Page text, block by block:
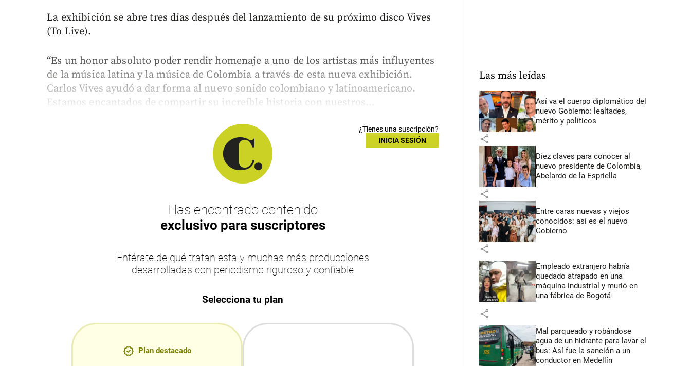
La exhibición se abre tres días después del lanzamiento de su próximo disco Vives
(To Live).
“Es un honor absoluto poder rendir homenaje a uno de los artistas más influyentes
de la música latina y la música de Colombia a través de esta nueva exhibición.
Carlos Vives ayudó a dar forma al nuevo sonido colombiano y latinoamericano.
Estamos encantados de compartir su increíble historia con nuestros...
¿Tienes una suscripción?
INICIA SESIÓN
Has encontrado contenido
exclusivo para suscriptores
Entérate de qué tratan esta y muchas más producciones
desarrolladas con periodismo riguroso y confiable
Selecciona tu plan
Plan destacado
Las más leídas
Así va el cuerpo diplomático del
nuevo Gobierno: lealtades,
mérito y políticos
share
Diez claves para conocer al
nuevo presidente de Colombia,
Abelardo de la Espriella
share
Entre caras nuevas y viejos
conocidos: así es el nuevo
Gobierno
share
Empleado extranjero habría
quedado atrapado en una
máquina industrial y murió en
una fábrica de Bogotá
share
Mal parqueado y robándose
agua de un hidrante para lavar el
bus: Así fue la sanción a un
conductor en Medellín